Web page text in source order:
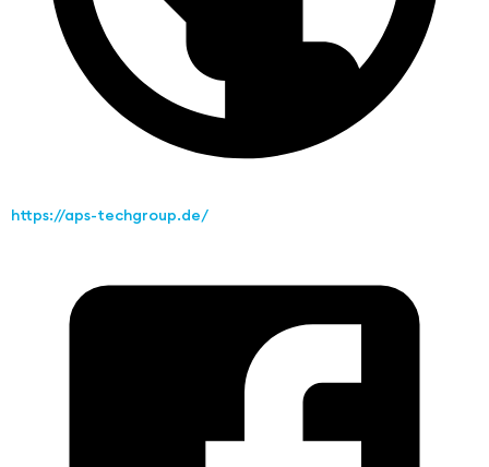
https://aps-techgroup.de/